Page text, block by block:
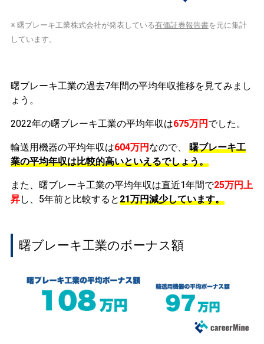
※ 曙ブレーキ工業株式会社が発表している有価証券報告書を元に集計
しています。
曙ブレーキ工業の過去7年間の平均年収推移を見てみまし
ょう。
2022年の曙ブレーキ工業の平均年収は675万円 でした。
輸送用機器の平均年収は604万円 なので、
曙ブレーキ工
業の平均年収は比較的高いといえるでしょう。
また、曙ブレーキ工業の平均年収は直近1年間で25万円上
昇し、5年前と比較すると21万円減少しています。
曙ブレーキ工業のボーナス額